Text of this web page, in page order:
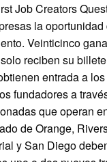
Job Creators
la
Veinticinco
reciben su
entrada a
fundadores a
que operan
de Orange,
y San Diego